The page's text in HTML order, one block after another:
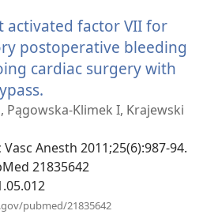
պատուհան)
activated factor VII for
postoperative bleeding
cardiac surgery with
է
պատուհան)
Pągowska-Klimek I, Krajewski
Anesth 2011;25(6):987-94.
21835642
pubmed/21835642